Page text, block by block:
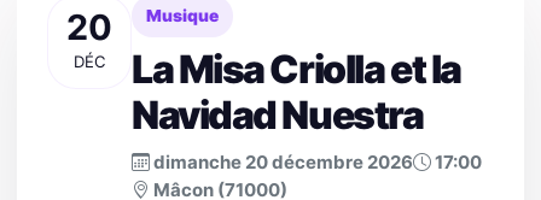
20
DÉC
Musique
La Misa Criolla et la
Navidad Nuestra
dimanche 20 décembre 2026
17:00
Mâcon (71000)